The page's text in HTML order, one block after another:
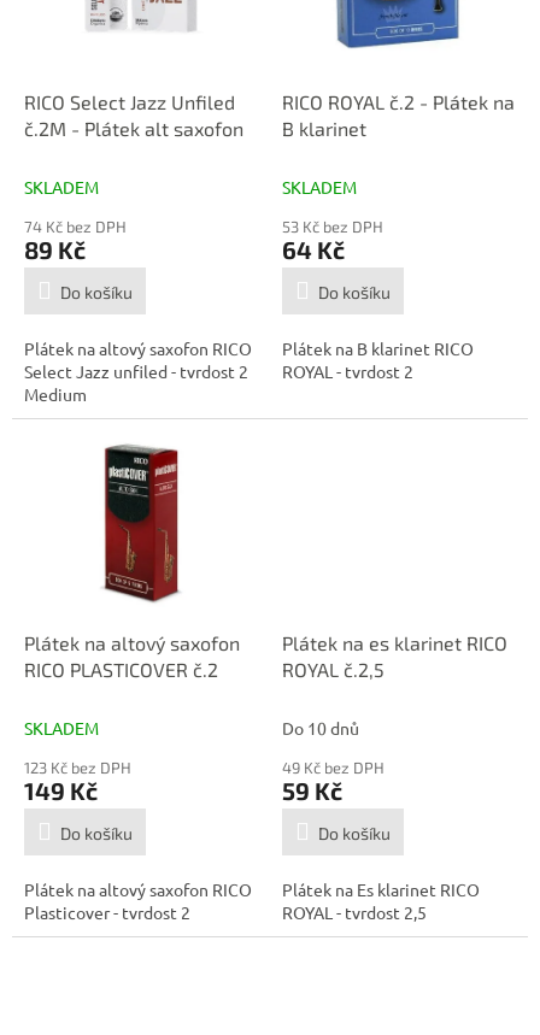
RICO Select Jazz Unfiled
č.2M - Plátek alt saxofon
SKLADEM
74 Kč bez DPH
89 Kč
Do košíku
Plátek na altový saxofon RICO
Select Jazz unfiled - tvrdost 2
Medium
RICO ROYAL č.2 - Plátek na
B klarinet
SKLADEM
53 Kč bez DPH
64 Kč
Do košíku
Plátek na B klarinet RICO
ROYAL - tvrdost 2
Plátek na altový saxofon
RICO PLASTICOVER č.2
SKLADEM
123 Kč bez DPH
149 Kč
Do košíku
Plátek na altový saxofon RICO
Plasticover - tvrdost 2
Plátek na es klarinet RICO
ROYAL č.2,5
Do 10 dnů
49 Kč bez DPH
59 Kč
Do košíku
Plátek na Es klarinet RICO
ROYAL - tvrdost 2,5